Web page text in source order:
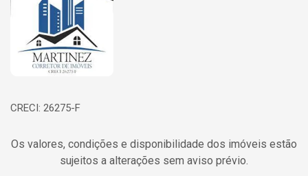
CRECI: 26275-F
Os valores, condições e disponibilidade dos imóveis estão
sujeitos a alterações sem aviso prévio.